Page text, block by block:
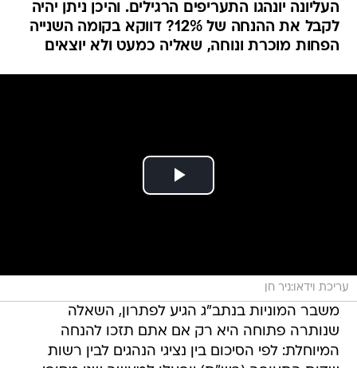
העליונה יונהגו התעריפים הרגילים. והיכן ניתן יהיה
לקבל את ההנחה של 12%? דווקא בקומה השנייה
הפחות מוכרת ונוחה, שאליה כמעט ולא יוצאים
עריכת וידאו:ניר חן
משבר המוניות בנתב"ג הגיע לפתרון, השאלה
שנותרה פתוחה היא רק אם אתם תזכו להנחה
המיוחלת: לפי הסיכום בין נציגי הנהגים לבין רשות